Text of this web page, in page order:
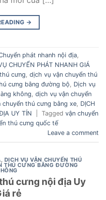
→
phát nhanh nội địa
CHUYỂN PHÁT NHANH GIÁ
cưng dịch vụ vận chuyển thú
cưng bằng đường bộ
Dịch vụ
không dịch vụ vận chuyển
chuyển thú cưng bằng xe DỊCH
UY TÍN
Tagged vận chuyển
thú cưng quốc tế
Leave a comment
DỊCH VỤ VẬN CHUYỂN THÚ
THÚ CƯNG BẰNG ĐƯỜNG
cưng nội địa Uy
rẻ